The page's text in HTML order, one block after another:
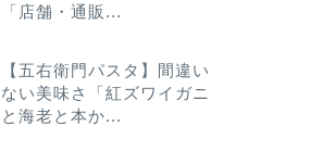
「店舗・通販...
【五右衛門パスタ】間違い
ない美味さ「紅ズワイガニ
と海老と本か...